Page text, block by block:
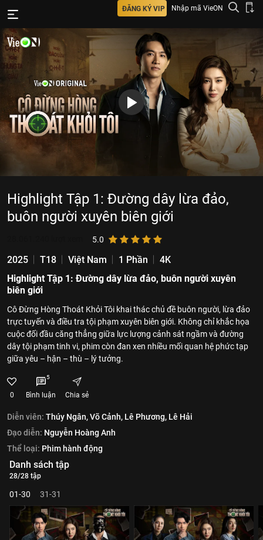
ĐĂNG KÝ VIP Nhập mã VieON
Highlight Tập 1: Đường dây lừa đảo,
buôn người xuyên biên giới
5.0
2025 T18 Việt Nam 1 Phần
4K
Highlight Tập 1: Đường dây lừa đảo, buôn người xuyên
biên giới
Cô Đừng Hòng Thoát Khỏi Tôi khai thác chủ đề buôn người, lừa đảo
trực tuyến và điều tra tội phạm xuyên biên giới. Không chỉ khắc họa
cuộc đối đầu căng thẳng giữa lực lượng cảnh sát ngầm và đường
dây tội phạm tinh vi, phim còn đan xen nhiều mối quan hệ phức tạp
giữa yêu – hận – thù – lý tưởng.
0
5
Bình luận Chia sẻ
Diễn viên: Thúy Ngân,Võ Cảnh, Lê Phương, Lê Hải
Đạo diễn: Nguyễn Hoàng Anh
Thể loại: Phim hành động
Danh sách tập
28/28 tập
01-30 31-31